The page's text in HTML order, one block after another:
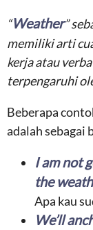
“Weather”
memiliki arti
kerja atau
terpengaruhi
Beberapa
adalah sebagai
I am not
the
Apa kau
We’ll